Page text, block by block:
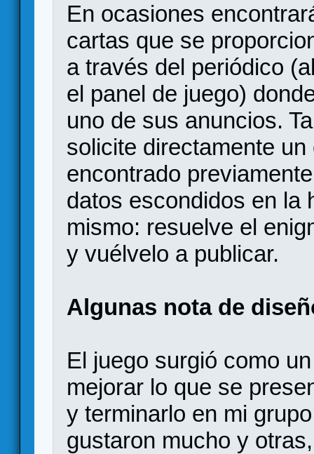
En ocasiones
cartas que se
a través del periódico
el panel de juego)
uno de sus anuncios.
solicite directamente
encontrado
datos escondidos en la
mismo: resuelve el
y vuélvelo a publicar.
Algunas nota de
El juego surgió como
mejorar lo que se
y terminarlo en mi
gustaron mucho y